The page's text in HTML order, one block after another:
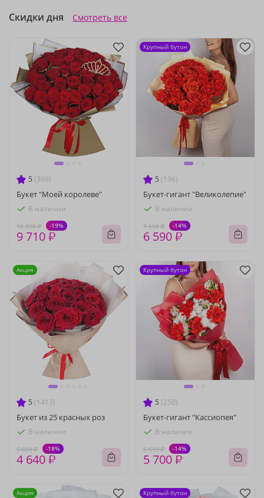
Скидки дня Смотреть все
5 (369)
Букет "Моей королеве"
В наличии
12 000 ₽ -19%
9 710 ₽
5 (196)
Букет-гигант "Великолепие"
В наличии
7 650 ₽ -14%
6 590 ₽
Крупный бутон
5 (1413)
Букет из 25 красных роз
В наличии
5 660 ₽ -18%
4 640 ₽
Акция
5 (250)
Букет-гигант "Кассиопея"
В наличии
6 610 ₽ -14%
5 700 ₽
Крупный бутон
Акция Крупный бутон